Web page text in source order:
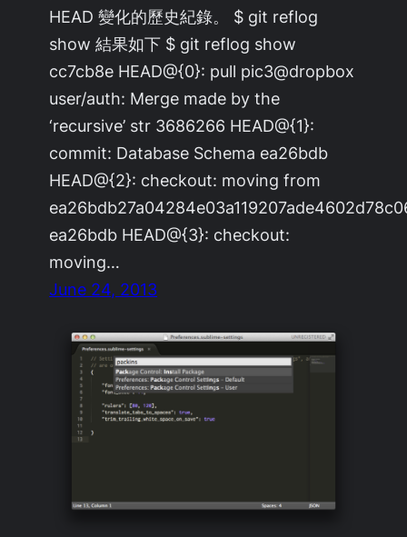
HEAD 變化的歷史紀錄。 $ git reflog
show 結果如下 $ git reflog show
cc7cb8e HEAD@{0}: pull pic3@dropbox
user/auth: Merge made by the
‘recursive’ str 3686266 HEAD@{1}:
commit: Database Schema ea26bdb
HEAD@{2}: checkout: moving from
ea26bdb HEAD@{3}: checkout:
moving…
June 24, 2013